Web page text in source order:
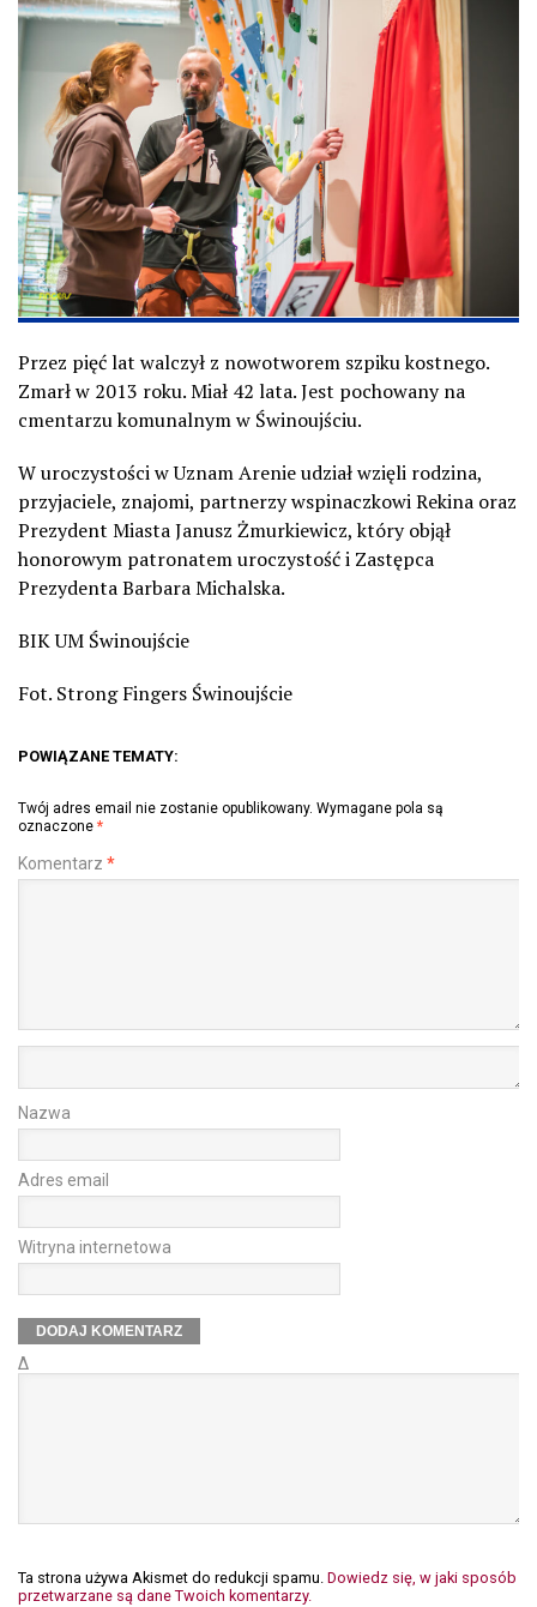
Przez pięć lat walczył z nowotworem szpiku kostnego.
Zmarł w 2013 roku. Miał 42 lata. Jest pochowany na
cmentarzu komunalnym w Świnoujściu.
W uroczystości w Uznam Arenie udział wzięli rodzina,
przyjaciele, znajomi, partnerzy wspinaczkowi Rekina oraz
Prezydent Miasta Janusz Żmurkiewicz, który objął
honorowym patronatem uroczystość i Zastępca
Prezydenta Barbara Michalska.
BIK UM Świnoujście
Fot. Strong Fingers Świnoujście
POWIĄZANE TEMATY:
Twój adres email nie zostanie opublikowany. Wymagane pola są
oznaczone *
Komentarz *
Nazwa
Adres email
Witryna internetowa
Δ
Ta strona używa Akismet do redukcji spamu. Dowiedz się, w jaki sposób
przetwarzane są dane Twoich komentarzy.